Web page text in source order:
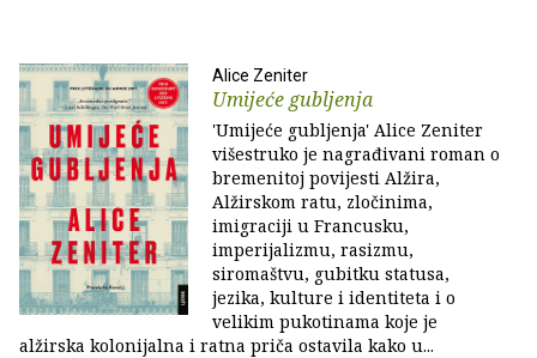
Alice Zeniter
Umijeće gubljenja
'Umijeće gubljenja' Alice Zeniter
višestruko je nagrađivani roman o
bremenitoj povijesti Alžira,
Alžirskom ratu, zločinima,
imigraciji u Francusku,
imperijalizmu, rasizmu,
siromaštvu, gubitku statusa,
jezika, kulture i identiteta i o
velikim pukotinama koje je
alžirska kolonijalna i ratna priča ostavila kako u...